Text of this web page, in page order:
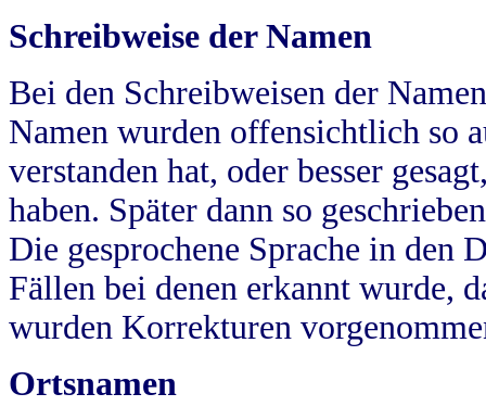
Schreibweise der Namen
Bei den Schreibweisen der
Namen wurden offensichtlich so
verstanden hat, oder besser
haben. Später dann so
Die gesprochene Sprache in
Fällen bei denen erkannt wurde,
wurden Korrekturen
Ortsnamen